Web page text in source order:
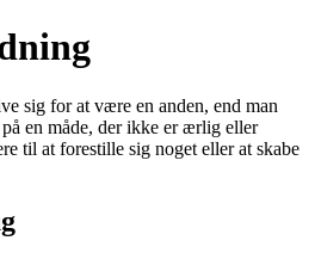
sig for at være en anden, end man
en måde, der ikke er ærlig eller
til at forestille sig noget eller at skabe